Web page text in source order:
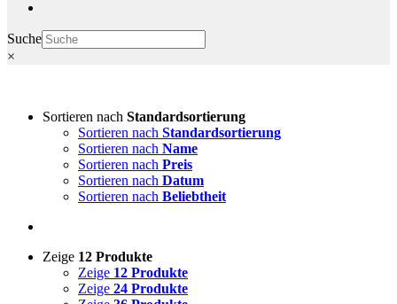
Suche
×
Sortieren nach Standardsortierung
Sortieren nach Standardsortierung
Sortieren nach Name
Sortieren nach Preis
Sortieren nach Datum
Sortieren nach Beliebtheit
Zeige 12 Produkte
Zeige 12 Produkte
Zeige 24 Produkte